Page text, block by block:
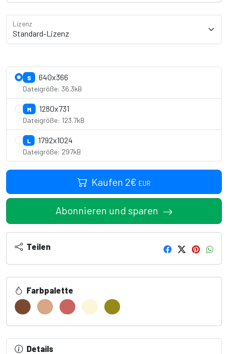
Lizenz
S 640x366
Dateigröße: 36.3kB
M 1280x731
Dateigröße: 123.7kB
L 1792x1024
Dateigröße: 297kB
Kaufen 2€ EUR
Abonnieren und sparen
Teilen
Farbpalette
Details